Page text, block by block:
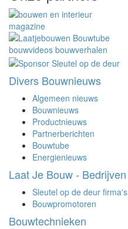
Divers Bouwnieuws
Algemeen nieuws
Bouwnieuws
Productnieuws
Partnerberichten
Bouwtube
Energienieuws
Laat Je Bouw - Bedrijven
Sleutel op de deur firma's
Bouwpromotoren
Bouwtechnieken